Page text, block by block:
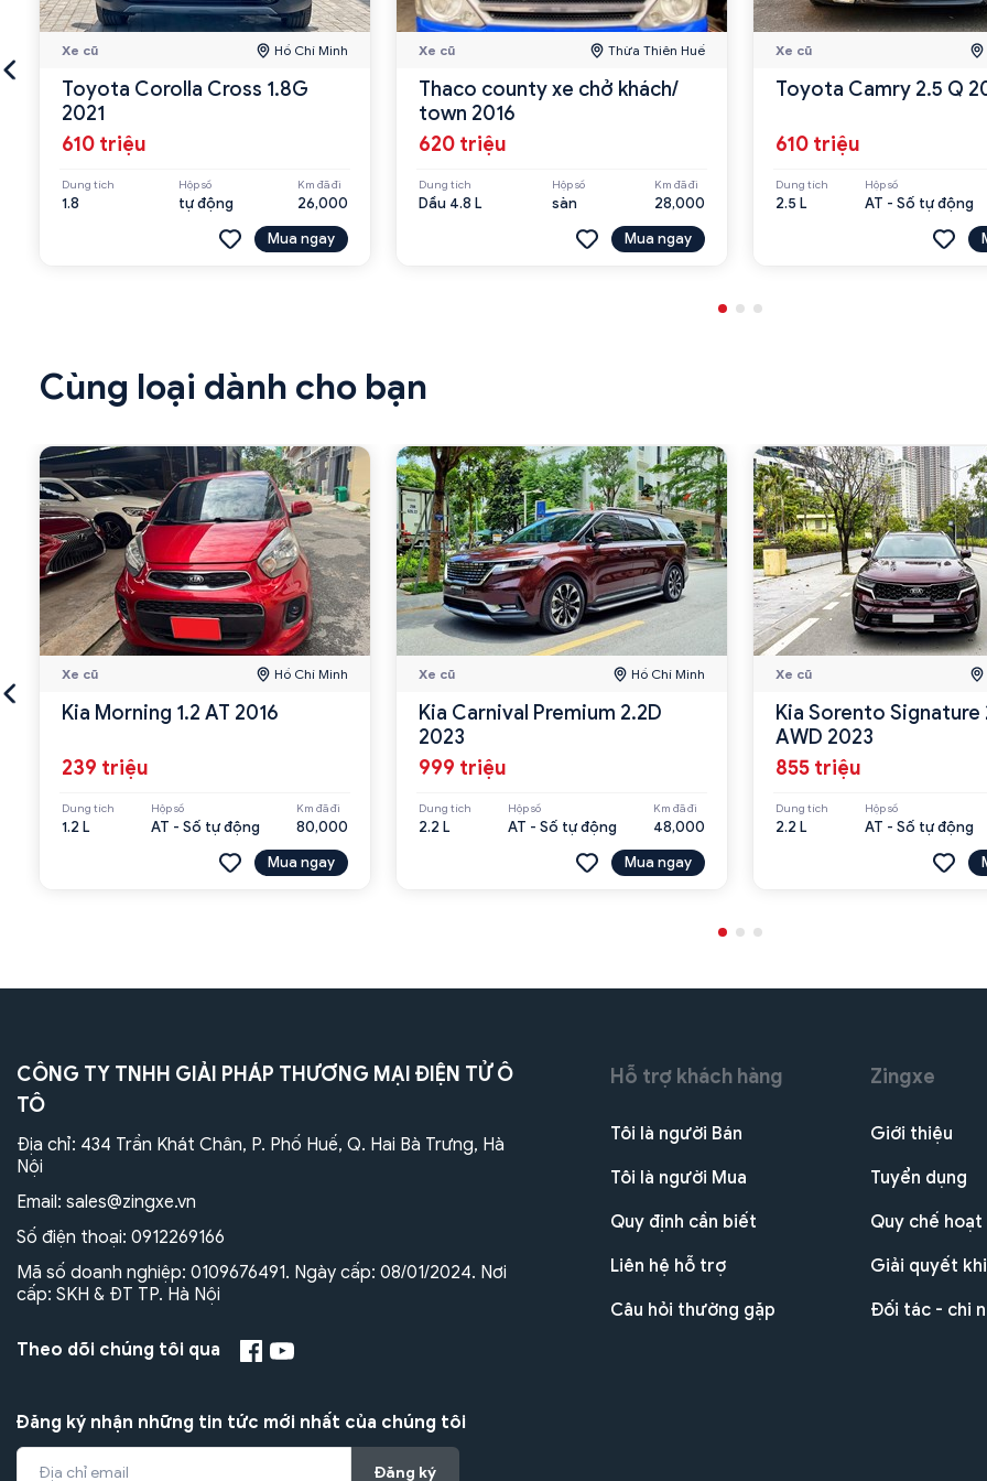
Xe cũ Hồ Chí Minh
Toyota Corolla Cross 1.8G
2021
610 triệu
Dung tích
1.8
Hộp số
tự động
Km đã đi
26,000
Mua ngay
Xe cũ Thừa Thiên Huế
Thaco county xe chở khách/
town 2016
620 triệu
Dung tích
Dầu 4.8 L
Hộp số
sàn
Km đã đi
28,000
Mua ngay
Xe cũ
Toyota Camry 2.5 Q
610 triệu
Dung tích
2.5 L
Hộp số
AT - Số tự động
Cùng loại dành cho bạn
Xe cũ Hồ Chí Minh
Kia Morning 1.2 AT 2016
239 triệu
Dung tích
1.2 L
Hộp số
AT - Số tự động
Km đã đi
80,000
Mua ngay
Xe cũ Hồ Chí Minh
Kia Carnival Premium 2.2D
2023
999 triệu
Dung tích
2.2 L
Hộp số
AT - Số tự động
Km đã đi
48,000
Mua ngay
Xe cũ
Kia Sorento Signature
AWD 2023
855 triệu
Dung tích
2.2 L
Hộp số
AT - Số tự động
CÔNG TY TNHH GIẢI PHÁP THƯƠNG MẠI ĐIỆN TỬ Ô
TÔ
Địa chỉ: 434 Trần Khát Chân, P. Phố Huế, Q. Hai Bà Trưng, Hà
Nội
Email: sales@zingxe.vn
Số điện thoại: 0912269166
Mã số doanh nghiệp: 0109676491. Ngày cấp: 08/01/2024. Nơi
cấp: SKH & ĐT TP. Hà Nội
Theo dõi chúng tôi qua
Đăng ký nhận những tin tức mới nhất của chúng tôi
Đăng ký
Hỗ trợ khách hàng
Tôi là người Bán
Tôi là người Mua
Quy định cần biết
Liên hệ hỗ trợ
Câu hỏi thường gặp
Zingxe
Giới thiệu
Tuyển dụng
Quy chế
Giải quyết
Đối tác - chi